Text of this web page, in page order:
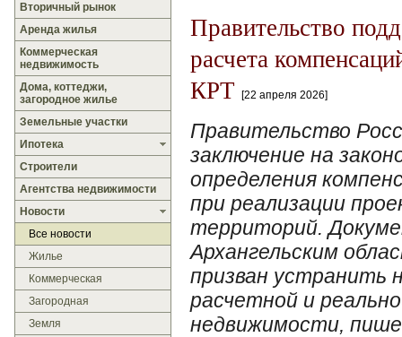
Вторичный рынок
Аренда жилья
Коммерческая
недвижимость
Дома, коттеджи,
загородное жилье
Земельные участки
Ипотека
Строители
Агентства недвижимости
Новости
Все новости
Жилье
Коммерческая
Загородная
Земля
Правительство
расчета
КРТ
22 апреля 2026
Правительство
заключение на
определения
при реализации
территорий.
Архангельским
призван устранить
расчетной и
недвижимости,